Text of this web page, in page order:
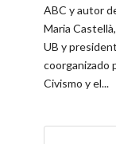
ABC y autor
Maria
UB y
coorganizado
Civismo y el...